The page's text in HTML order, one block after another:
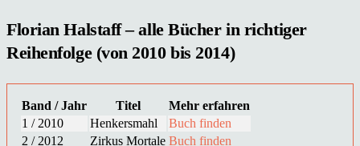
Florian Halstaff – alle Bücher in richtiger
Reihenfolge (von 2010 bis 2014)
Band / Jahr Titel
Mehr erfahren
1 / 2010
Henkersmahl
Buch finden
2 / 2012
Zirkus Mortale Buch finden